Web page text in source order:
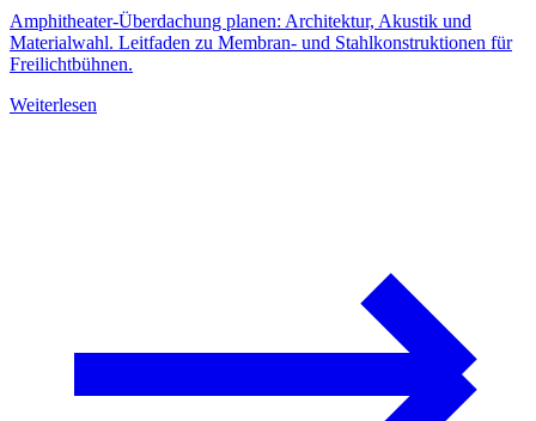
Amphitheater-Überdachung planen: Architektur, Akustik und
Materialwahl. Leitfaden zu Membran- und Stahlkonstruktionen für
Freilichtbühnen.
Weiterlesen